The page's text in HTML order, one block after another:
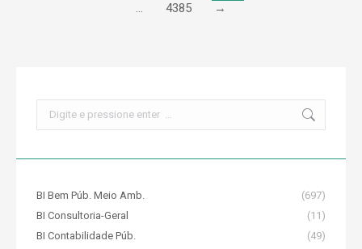
…
4385 →
BI Bem Púb. Meio Amb.
(697)
BI Consultoria-Geral
(11)
BI Contabilidade Púb.
(49)